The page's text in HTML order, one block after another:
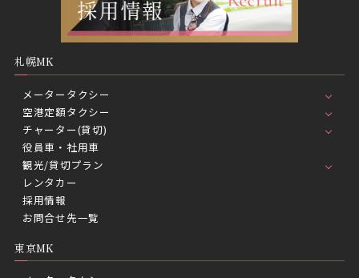
札幌MK
メータータクシー
空港定額タクシー
チャーター(貸切)
役員車・社用車
観光/貸切プラン
レンタカー
採用情報
お問合せ先一覧
東京MK